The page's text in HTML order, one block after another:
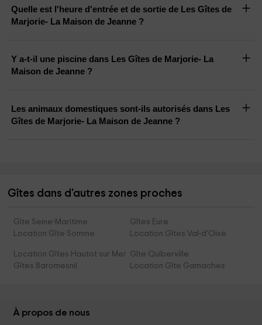
Quelle est l'heure d'entrée et de sortie de Les Gîtes de
Marjorie- La Maison de Jeanne ?
Y a-t-il une piscine dans Les Gîtes de Marjorie- La
Maison de Jeanne ?
Les animaux domestiques sont-ils autorisés dans Les
Gîtes de Marjorie- La Maison de Jeanne ?
Gîtes dans d'autres zones proches
Gîte Seine-Maritime
Gîtes Eure
Location Gîte Somme
Location Gîtes Val-d'Oise
Location Gîtes Hautot sur Mer Gîte Quiberville
Gîtes Baromesnil
Location Gîte Gamaches
À propos de nous